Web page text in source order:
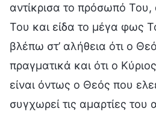
αντίκρισα το πρόσωπό
Του και είδα το μέγα φως
βλέπω στ’ αλήθεια ότι ο
πραγματικά και ότι ο
είναι όντως ο Θεός που
συγχωρεί τις αμαρτίες